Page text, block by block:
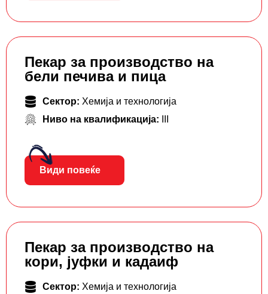
Пекар за производство на
бели печива и пица
Сектор: Хемија и технологија
Ниво на квалификација:
Види повеќе
Пекар за производство на
кори, јуфки и кадаиф
Сектор: Хемија и технологија